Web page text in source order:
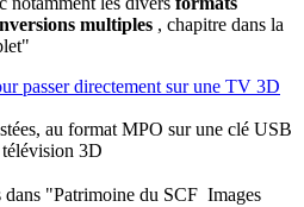
multiples , chapitre dans la
passer directement sur une TV 3D
au format MPO sur une clé USB
3D
"Patrimoine du SCF  Images